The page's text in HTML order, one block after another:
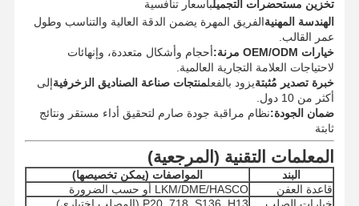
منزل المنتجات حول بنا
جولة في
المعمل
ضبط الجودة اتصل بنا أخبار
تخزين مستحضرات التجميلبأسعار تنافسية
الهندسة المهنيةالفريق المهرة يضمن الدقة العالية والتناسب وطول
عمر القالب.
خيارات OEM/ODM مرنة:
أحجام وأشكال متعددة، وإنهائات
لاحتياجات العلامة التجارية العالمية.
خبرة تصدير مُثبتةيزود بالفعلمنتجات صناعة الصناديق الزخرفيةإلى
أكثر من 10 دول.
ضمان الجودة:نظام مراقبة جودة صارم لتحقيق أداء مستقر ونتائج
ثابتة
المعلمات التقنية (المرجعية)
البند
المواصفات (يمكن تخصيصها)
قاعدة العفن
LKM/DME/HASCO أو حسب الضرورة